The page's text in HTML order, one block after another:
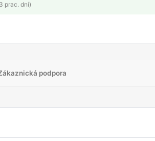
prac. dní)
podpora